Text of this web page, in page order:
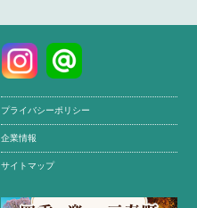
プライバシーポリシー
企業情報
サイトマップ